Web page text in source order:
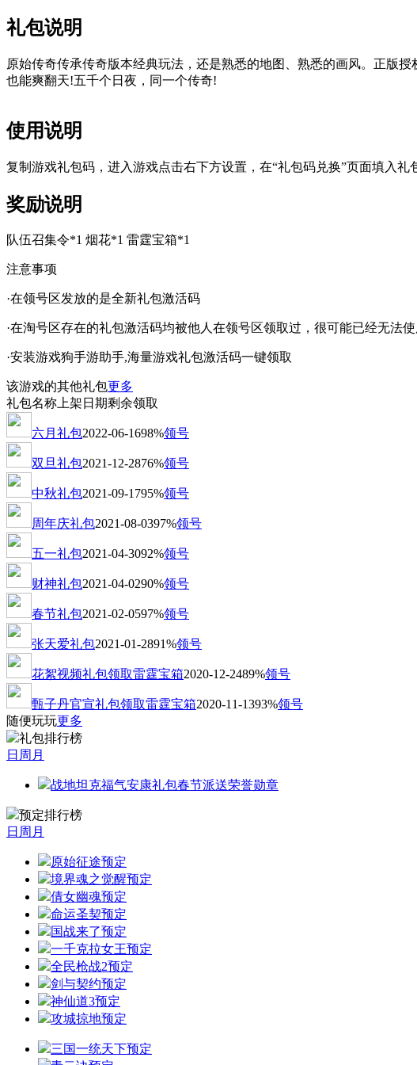
礼包说明
原始传奇传承传奇版本经典玩法，还是熟悉的地图、熟悉的画风。正版
也能爽翻天!五千个日夜，同一个传奇!
使用说明
复制游戏礼包码，进入游戏点击右下方设置，在“礼包码兑换”页面填入礼
奖励说明
队伍召集令*1 烟花*1 雷霆宝箱*1
注意事项
·在领号区发放的是全新礼包激活码
·在淘号区存在的礼包激活码均被他人在领号区领取过，很可能已经无法使
·安装游戏狗手游助手,海量游戏礼包激活码一键领取
该游戏的其他礼包更多
礼包名称上架日期剩余领取
六月礼包2022-06-1698%领号
双旦礼包2021-12-2876%领号
中秋礼包2021-09-1795%领号
周年庆礼包2021-08-0397%领号
五一礼包2021-04-3092%领号
财神礼包2021-04-0290%领号
春节礼包2021-02-0597%领号
张天爱礼包2021-01-2891%领号
花絮视频礼包领取雷霆宝箱2020-12-2489%领号
甄子丹官宣礼包领取雷霆宝箱2020-11-1393%领号
随便玩玩更多
礼包排行榜
日 周 月
战地坦克福气安康礼包春节派送荣誉勋章
预定排行榜
日 周 月
原始征途预定
境界魂之觉醒预定
倩女幽魂预定
命运圣契预定
国战来了预定
一千克拉女王预定
全民枪战2预定
剑与契约预定
神仙道3预定
攻城掠地预定
三国一统天下预定